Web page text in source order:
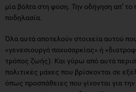
μία βόλτα στη φύση. Την οδήγηση απ’ το
ποδηλασία.
Όλα αυτά αποτελούν στοιχεία αυτού
«γενεσιουργό παχυσαρκίας» ή
τρόπος ζωής). Και γύρω από αυτά
πολιτικές μάχες που βρίσκονται σε
όπως προσπάθειες που γίνονται για